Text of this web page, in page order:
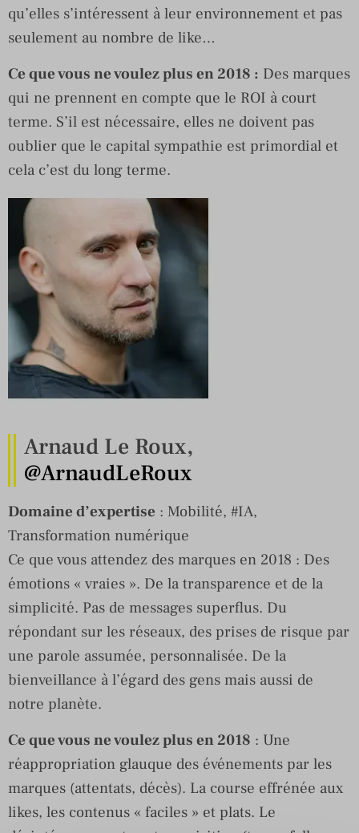
qu’elles s’intéressent à leur environnement et pas
seulement au nombre de like…
Ce que vous ne voulez plus en 2018 : Des marques
qui ne prennent en compte que le ROI à court
terme. S’il est nécessaire, elles ne doivent pas
oublier que le capital sympathie est primordial et
cela c’est du long terme.
Arnaud Le Roux,
@ArnaudLeRoux
Domaine d’expertise : Mobilité, #IA,
Transformation numérique
Ce que vous attendez des marques en 2018 : Des
émotions « vraies ». De la transparence et de la
simplicité. Pas de messages superflus. Du
répondant sur les réseaux, des prises de risque par
une parole assumée, personnalisée. De la
bienveillance à l’égard des gens mais aussi de
notre planète.
Ce que vous ne voulez plus en 2018 : Une
réappropriation glauque des événements par les
marques (attentats, décès). La course effrénée aux
likes, les contenus « faciles » et plats. Le